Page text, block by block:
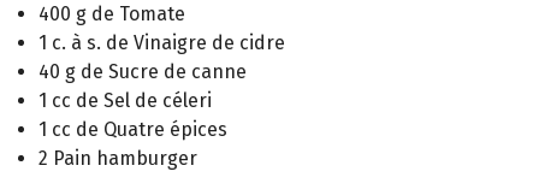
400 g de Tomate
1 c. à s. de Vinaigre de cidre
40 g de Sucre de canne
1 cc de Sel de céleri
1 cc de Quatre épices
2 Pain hamburger